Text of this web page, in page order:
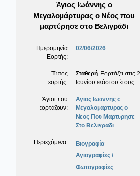
Άγιος Ιωάννης ο
Μεγαλομάρτυρας ο Νέος που
μαρτύρησε στο Βελιγράδι
Ημερομηνία
Εορτής:
02/06/2026
Τύπος
εορτής:
Σταθερή. Εορτάζει στις 2
Ιουνίου εκάστου έτους.
Άγιοι που
εορτάζουν:
Αγιος Ιωαννης ο
Μεγαλομαρτυρας ο
Νεος Που Μαρτυρησε
Στο Βελιγραδι
Περιεχόμενα:
Βιογραφία
Αγιογραφίες /
Φωτογραφίες